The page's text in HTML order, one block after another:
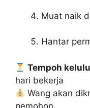
Muat naik
Hantar
Tempoh
hari bekerja
Wang akan
pemohon